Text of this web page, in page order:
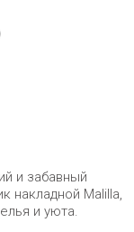
и забавный
накладной Malilla,
и уюта.